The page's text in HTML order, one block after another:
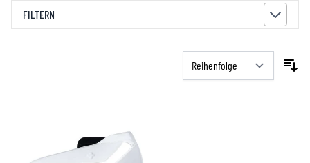
FILTERN